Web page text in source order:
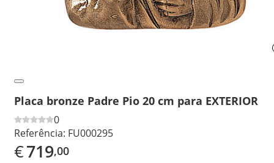
Placa bronze Padre Pio 20 cm para EXTERIOR
0
Referência: FU000295
€719,00